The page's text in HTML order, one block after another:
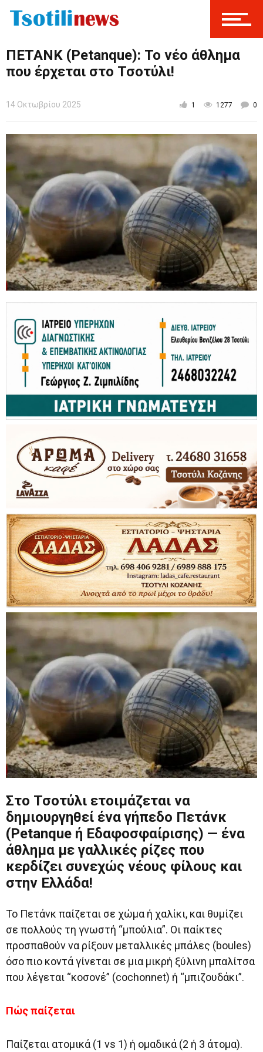
ΠΕΤΑΝΚ (Petanque): Το νέο άθλημα
που έρχεται στο Τσοτύλι!
14 Οκτωβρίου 2025 1 1277 0
Στο Τσοτύλι ετοιμάζεται να
δημιουργηθεί ένα γήπεδο Πετάνκ
(Petanque ή Εδαφοσφαίρισης) — ένα
άθλημα με γαλλικές ρίζες που
κερδίζει συνεχώς νέους φίλους και
στην Ελλάδα!
Το Πετάνκ παίζεται σε χώμα ή χαλίκι, και θυμίζει
σε πολλούς τη γνωστή “μπούλια”. Οι παίκτες
προσπαθούν να ρίξουν μεταλλικές μπάλες (boules)
όσο πιο κοντά γίνεται σε μια μικρή ξύλινη μπαλίτσα
που λέγεται “κοσονέ” (cochonnet) ή “μπιζουδάκι”.
Πώς παίζεται
Παίζεται ατομικά (1 vs 1) ή ομαδικά (2 ή 3 άτομα).